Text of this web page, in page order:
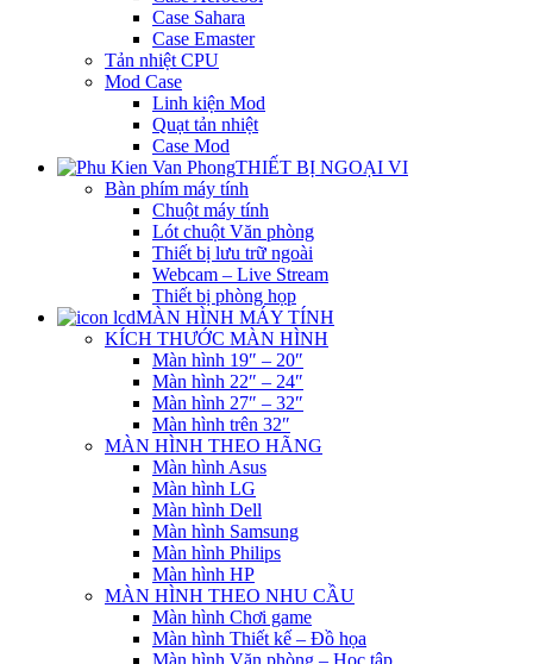
Case Sahara
Case Emaster
Tản nhiệt CPU
Mod Case
Linh kiện Mod
Quạt tản nhiệt
Case Mod
THIẾT BỊ NGOẠI VI
Bàn phím máy tính
Chuột máy tính
Lót chuột Văn phòng
Thiết bị lưu trữ ngoài
Webcam – Live Stream
Thiết bị phòng họp
MÀN HÌNH MÁY TÍNH
KÍCH THƯỚC MÀN HÌNH
Màn hình 19″ – 20″
Màn hình 22″ – 24″
Màn hình 27″ – 32″
Màn hình trên 32″
MÀN HÌNH THEO HÃNG
Màn hình Asus
Màn hình LG
Màn hình Dell
Màn hình Samsung
Màn hình Philips
Màn hình HP
MÀN HÌNH THEO NHU CẦU
Màn hình Chơi game
Màn hình Thiết kế – Đồ họa
Màn hình Văn phòng – Học tập